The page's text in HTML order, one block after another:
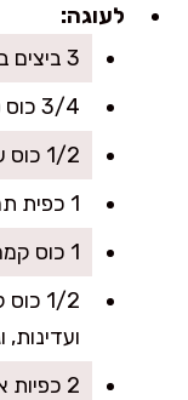
לעוגה:
3 ביצים בטמפרטורת החדר
3/4 כוס סוכר
1/2 כוס שמן ניטרלי (קנולה/חמניות)
1 כפית תמצית וניל
1 כוס קמח לבן
1/2
2 כפיות אבקת אפייה